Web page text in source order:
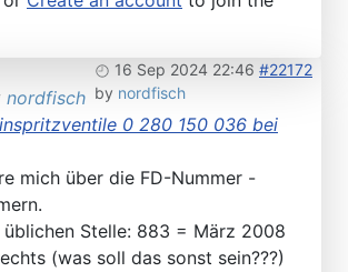
16 Sep 2024 22:46 #22172
by nordfisch
nordfisch
0 280 150 036 bei
mich über die FD-Nummer -
üblichen Stelle: 883 = März 2008
(was soll das sonst sein???)